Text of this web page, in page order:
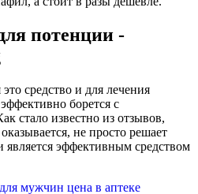
потенции -
средство и для лечения
борется с
стало известно из отзывов,
не просто решает
эффективным средством